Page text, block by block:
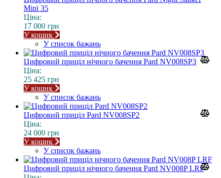
Mini 35
Ціна:
17 000 грн
У кошик
У список бажань
Цифровий приціл нічного бачення Pard NV008SP3
Ціна:
25 425 грн
У кошик
У список бажань
Цифровий приціл Pard NV008SP2
Ціна:
24 000 грн
У кошик
У список бажань
Цифровий приціл нічного бачення Pard NV008P LRF